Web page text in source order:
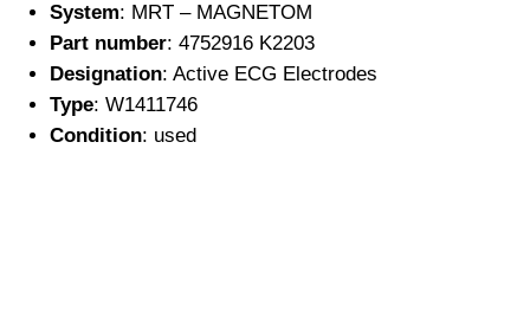
System: MRT – MAGNETOM
Part number: 4752916 K2203
Designation: Active ECG Electrodes
Type: W1411746
Condition: used